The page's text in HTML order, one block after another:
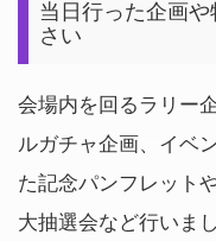
当日行った企画
さい
会場内を回るラリー
ルガチャ企画、イベ
た記念パンフレット
大抽選会など行いまし